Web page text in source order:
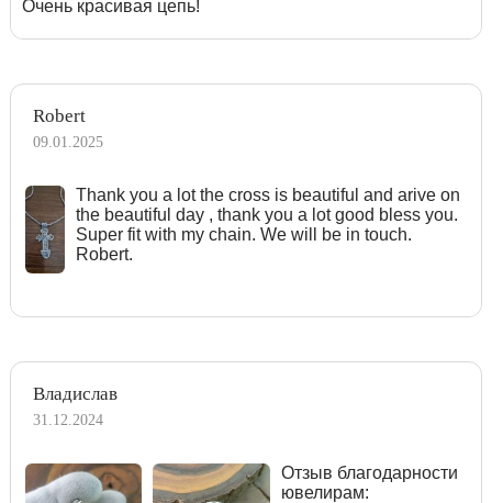
Очень красивая цепь!
Robert
09.01.2025
Тhank you a lot the cross is beautiful and arive on
the beautiful day , thank you a lot good bless you.
Super fit with my chain. We will be in touch.
Robert.
Владислав
31.12.2024
Отзыв благодарности
ювелирам: